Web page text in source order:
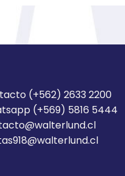
(+562) 2633 2200
(+569) 5816 5444